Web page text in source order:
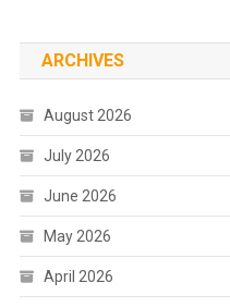
ARCHIVES
August 2026
July 2026
June 2026
May 2026
April 2026